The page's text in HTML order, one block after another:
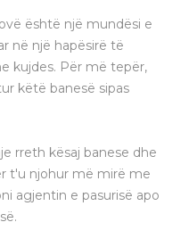
është një mundësi e
në një hapësirë të
kujdes. Për më tepër,
këtë banesë sipas
rreth kësaj banese dhe
t'u njohur më mirë me
agjentin e pasurisë apo